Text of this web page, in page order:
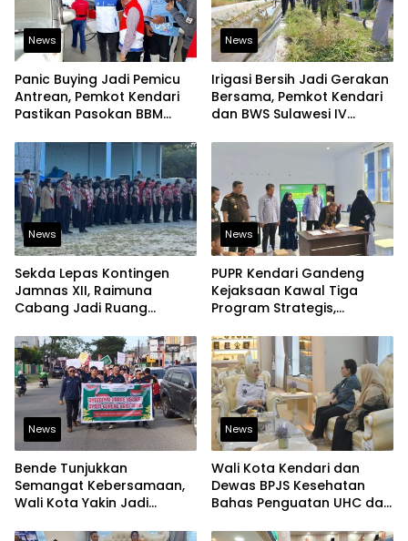
News
Panic Buying Jadi Pemicu
Antrean, Pemkot Kendari
Pastikan Pasokan BBM
News
Irigasi Bersih Jadi Gerakan
Bersama, Pemkot Kendari
dan BWS Sulawesi IV
Pangan
News
Sekda Lepas Kontingen
Jamnas XII, Raimuna
Cabang Jadi Ruang
dan Berjiwa Pemimpin
News
PUPR Kendari Gandeng
Kejaksaan Kawal Tiga
Program Strategis,
Bangun Infrastruktur
Berintegritas
News
Bende Tunjukkan
Semangat Kebersamaan,
Wali Kota Yakin Jadi
Lain
News
Wali Kota Kendari dan
Dewas BPJS Kesehatan
Bahas Penguatan UHC dan
Kesehatan